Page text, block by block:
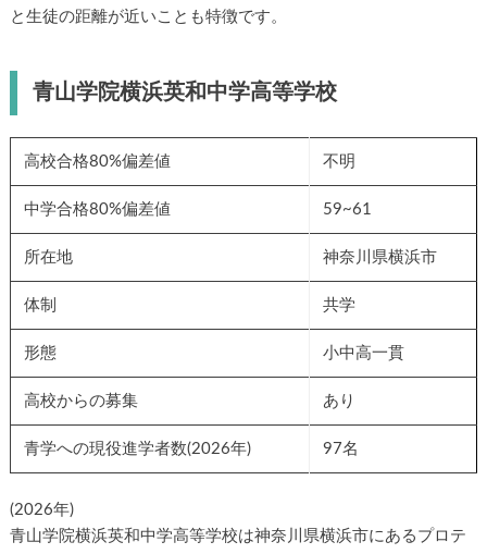
と生徒の距離が近いことも特徴です。
青山学院横浜英和中学高等学校
高校合格80%偏差値 不明
中学合格80%偏差値 59~61
所在地 神奈川県横浜市
体制 共学
形態 小中高一貫
高校からの募集 あり
青学への現役進学者数(2026年) 97名
(2026年)
青山学院横浜英和中学高等学校は神奈川県横浜市にあるプロテ